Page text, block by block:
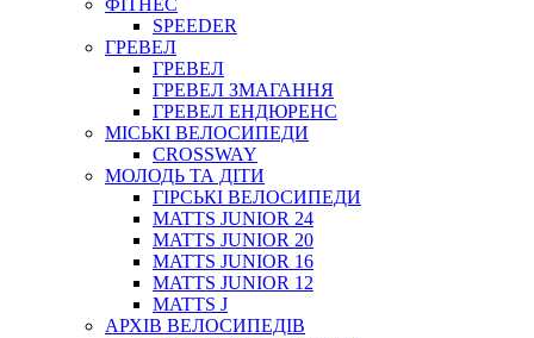
ФІТНЕС
SPEEDER
ГРЕВЕЛ
ГРЕВЕЛ
ГРЕВЕЛ ЗМАГАННЯ
ГРЕВЕЛ ЕНДЮРЕНС
МІСЬКІ ВЕЛОСИПЕДИ
CROSSWAY
МОЛОДЬ ТА ДІТИ
ГIРСЬКI ВЕЛОСИПЕДИ
MATTS JUNIOR 24
MATTS JUNIOR 20
MATTS JUNIOR 16
MATTS JUNIOR 12
MATTS J
АРХIВ ВЕЛОСИПЕДIВ